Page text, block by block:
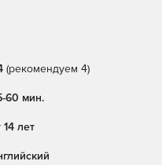
(рекомендуем 4)
60 мин.
14 лет